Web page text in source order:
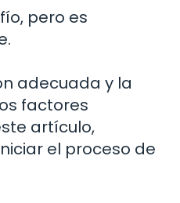
pero es
adecuada y la
factores
artículo,
el proceso de